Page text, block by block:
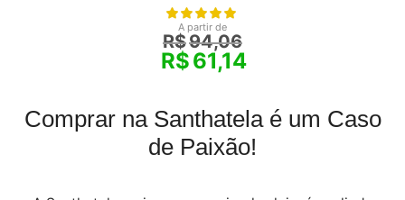
A partir de
R$94,06
R$61,14
Comprar na Santhatela é um Caso
de Paixão!